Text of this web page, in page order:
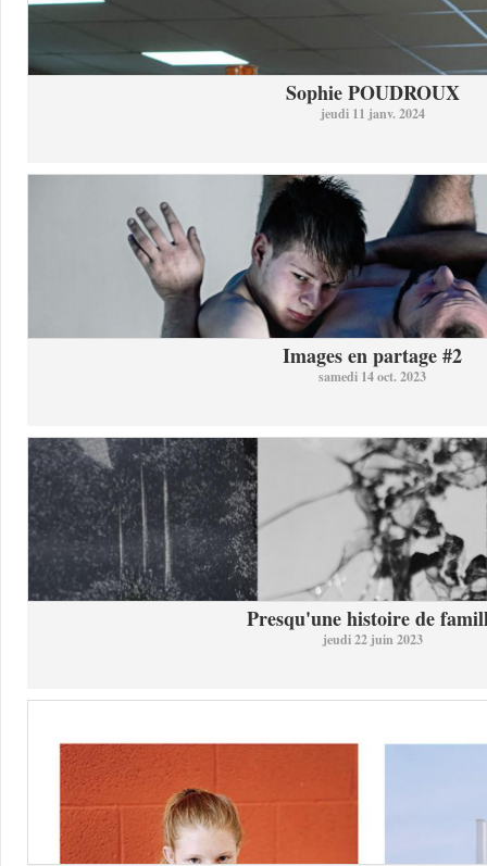
Sophie POUDROUX
jeudi 11 janv. 2024
Images en partage #2
samedi 14 oct. 2023
Presqu'une histoire de
jeudi 22 juin 2023